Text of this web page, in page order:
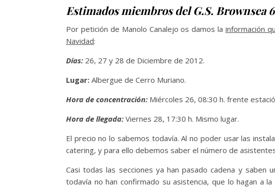
Estimados miembros del G.S. Brownsea
Por petición de Manolo Canalejo os damos la información
Navidad:
Días: 26, 27 y 28 de Diciembre de 2012.
Lugar: Albergue de Cerro Muriano.
Hora de concentración: Miércoles 26, 08:30 h. frente
Hora de llegada: Viernes 28, 17:30 h. Mismo lugar.
El precio no lo sabemos todavía. Al no poder usar las
catering, y para ello debemos saber el número de
Casi todas las secciones ya han pasado cadena y saben
todavía no han confirmado su asistencia, que lo hagan a